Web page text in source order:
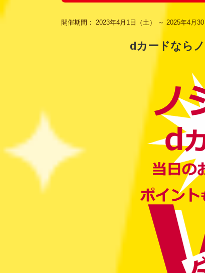
開催期間： 2023年4月1日（土） ～ 2025年4月30
dカードなら